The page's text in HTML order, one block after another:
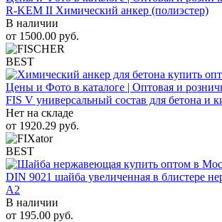
R-KEM II Химический анкер (полиэстер)
В наличии
от 1500.00 руб.
BEST
FIS V универсальный состав для бетона и
Нет на складе
от 1920.29 руб.
BEST
DIN 9021 шайба увеличенная в блистере
A2
В наличии
от 195.00 руб.